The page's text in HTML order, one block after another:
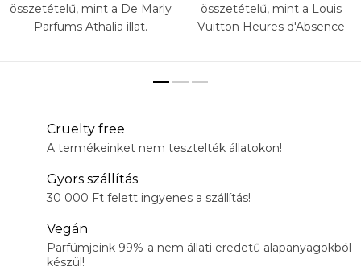
összetételű, mint a De Marly
Parfums Athalia illat.
összetételű, mint a Louis
Vuitton Heures d'Absence
Cruelty free
A termékeinket nem tesztelték állatokon!
Gyors szállítás
30 000 Ft felett ingyenes a szállítás!
Vegán
Parfümjeink 99%-a nem állati eredetű alapanyagokból
készül!